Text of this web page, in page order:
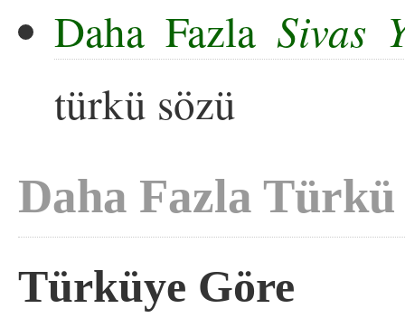
Daha Fazla Sivas
türkü sözü
Daha Fazla Türkü
Türküye Göre